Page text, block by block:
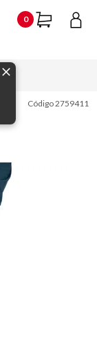
0
Código2759411